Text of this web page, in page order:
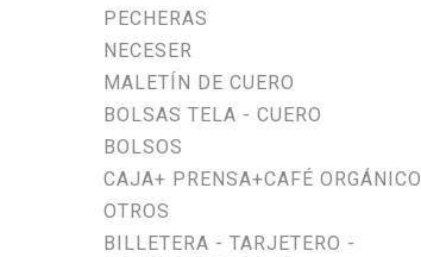
PECHERAS
NECESER
MALETÍN DE CUERO
BOLSAS TELA - CUERO
BOLSOS
CAJA+ PRENSA+CAFÉ ORGÁNICO
OTROS
BILLETERA - TARJETERO -